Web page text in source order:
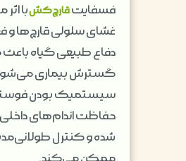
فسفایتقارچ‌کشبا
غشای سلولی قارچ‌ها و
دفاع طبیعی گیاه باعث
گسترش بیماری
سیستمیک بودن
حفاظت اندام‌های
شده و کنترل